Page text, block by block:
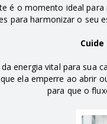
é o momento ideal
para harmonizar o seu
energia vital para sua
ela emperre ao abrir
para que o